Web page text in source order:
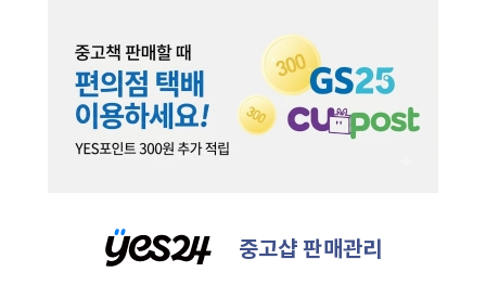
중고샵 판매관리